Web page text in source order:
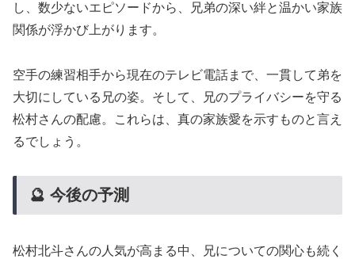
し、数少ないエピソードから、兄弟の深い絆と温かい家族
関係が浮かび上がります。
空手の練習相手から現在のテレビ電話まで、一貫して弟を
大切にしている兄の姿。そして、兄のプライバシーを守る
松村さんの配慮。これらは、真の家族愛を示すものと言え
るでしょう。
🔮 今後の予測
松村北斗さんの人気が高まる中、兄についての関心も続く